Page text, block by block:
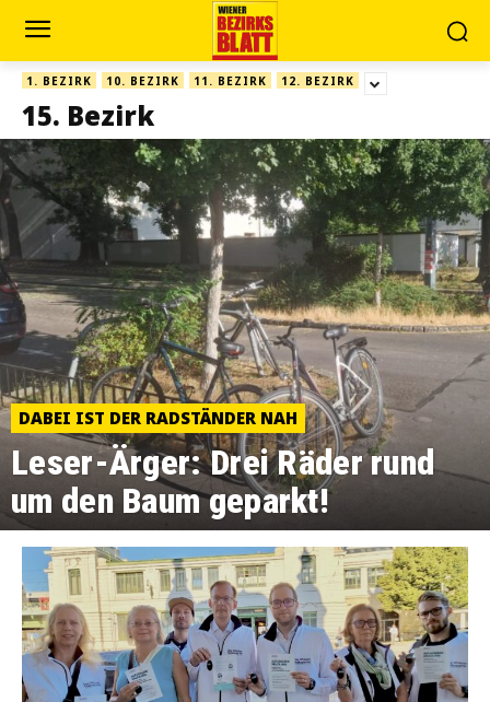
1. BEZIRK 10. BEZIRK 11. BEZIRK 12. BEZIRK
15. Bezirk
DABEI IST DER RADSTÄNDER NAH
Leser-Ärger: Drei Räder rund
um den Baum geparkt!